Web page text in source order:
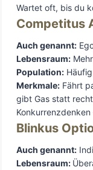
Wartet oft, bis du
Competitus
Auch genannt:
Lebensraum:
Population: Häufig
Merkmale: Fährt
gibt Gas statt
Konkurrenzdenken
Blinkus
Auch genannt:
Lebensraum: